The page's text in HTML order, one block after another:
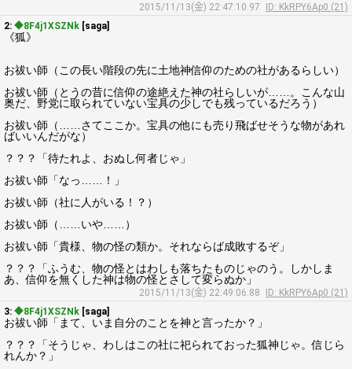
2015/11/13(金) 22:47:10.97
ID: KkRPY6Ap0 (21)
2: ◆8F4j1XSZNk [saga]
《狐》
お祓い師（この長い階段の先に土地神信仰のための社があるらしい）
お祓い師（とうの昔に信仰の途絶えた神の社らしいが……。こんな山
奥だ、野党に取られていない宝具の少しでも残っているだろう）
お祓い師（……さてここか。宝具の他にも売り飛ばせそうな物があれ
ばいいんだがな）
？？？「待たれよ、おぬし何者じゃ」
お祓い師「なっ……！」
お祓い師（社に人がいる！？）
お祓い師（……いや……）
お祓い師「貴様、物の怪の類か。それならば成敗するぞ」
？？？「ふうむ、物の怪とはわしも落ちたものじゃのう。しかしま
あ、信仰を無くした神は物の怪とさして変らぬか」
2015/11/13(金) 22:49:06.88
ID: KkRPY6Ap0 (21)
3: ◆8F4j1XSZNk [saga]
お祓い師「まて、いま自分のことを神と言ったか？」
？？？「そうじゃ、わしはこの社に祀られておった狐神じゃ。信じら
れんか？」